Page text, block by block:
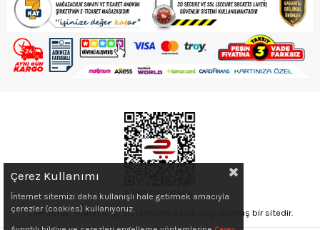
Elektronik Ticaret Bilgi Sistemin'de kaydı doğrulanmış bir sitedir.
Çerez Kullanımı
İnternet sitemizi daha kullanışlı hale getirmek amacıyla
çerezler (cookies) kullanıyoruz.